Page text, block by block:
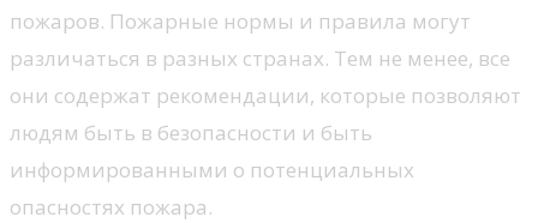
пожаров. Пожарные нормы и правила могут
различаться в разных странах. Тем не менее, все
они содержат рекомендации, которые позволяют
людям быть в безопасности и быть
информированными о потенциальных
опасностях пожара.